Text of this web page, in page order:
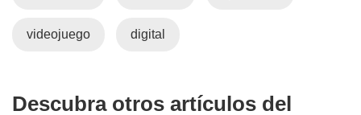
videojuego digital
Descubra otros artículos del